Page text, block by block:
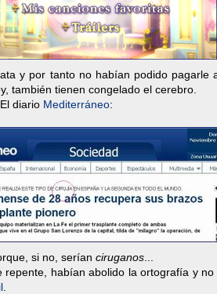
y por tanto no habían podido pagarle
también tienen congelado el cerebro.
diario Mediterráneo:
si no, serían ciruganos
repente, habían abolido la ortografía y